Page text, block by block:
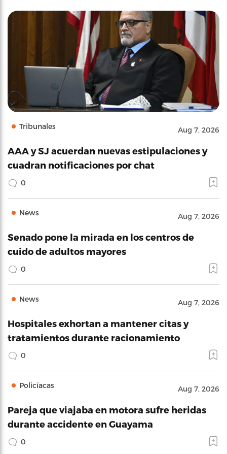
Tribunales Aug 7, 2026
AAA y SJ acuerdan nuevas estipulaciones y
cuadran notificaciones por chat
0
News Aug 7, 2026
Senado pone la mirada en los centros de
cuido de adultos mayores
0
News Aug 7, 2026
Hospitales exhortan a mantener citas y
tratamientos durante racionamiento
0
Policíacas Aug 7, 2026
Pareja que viajaba en motora sufre heridas
durante accidente en Guayama
0